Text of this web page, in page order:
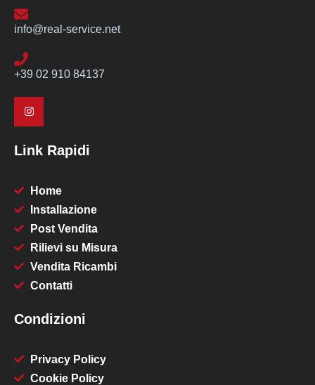
info@real-service.net
+39 02 910 84137
Link Rapidi
Home
Installazione
Post Vendita
Rilievi su Misura
Vendita Ricambi
Contatti
Condizioni
Privacy Policy
Cookie Policy